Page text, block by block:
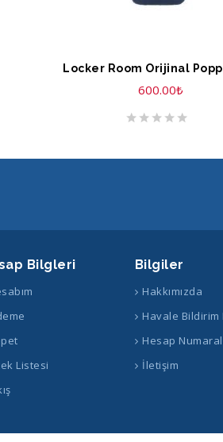
SEPETE EKLE
600.00₺
Bilgleri
Listesi
Bilgiler
Hakkımızda
Havale Bildirim
Hesap
İletişim